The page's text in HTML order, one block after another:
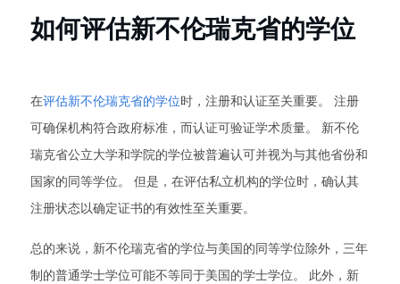
如何评估新不伦瑞克省的学位
在评估新不伦瑞克省的学位时，注册和认证至关重要。 注册
可确保机构符合政府标准，而认证可验证学术质量。 新不伦
瑞克省公立大学和学院的学位被普遍认可并视为与其他省份和
国家的同等学位。 但是，在评估私立机构的学位时，确认其
注册状态以确定证书的有效性至关重要。
总的来说，新不伦瑞克省的学位与美国的同等学位除外，三年
制的普通学士学位可能不等同于美国的学士学位。 此外，新